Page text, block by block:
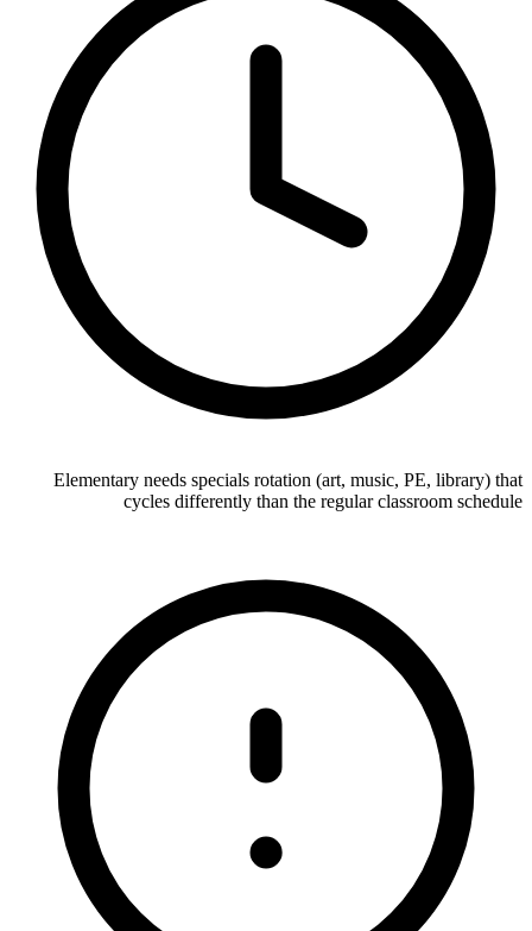
Elementary needs specials rotation (art, music, PE, library) that
cycles differently than the regular classroom schedule